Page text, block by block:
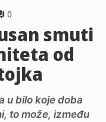
0
smuti
od
u bilo koje doba
to može, između